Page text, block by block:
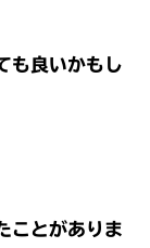
も良いかもし
とがありま